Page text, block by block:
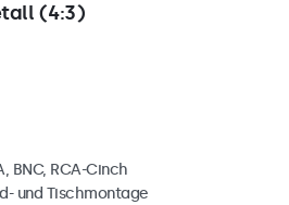
(4:3)
BNC, RCA-Cinch
und Tischmontage